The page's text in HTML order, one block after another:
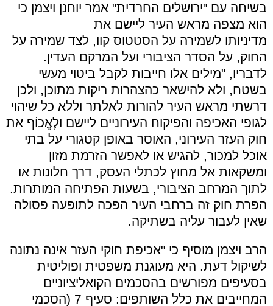
בשיחה עם "ירושלים החרדית" אמר יוחנן ויצמן כי
הוא מצפה מראש העיר ליישם את
מדיניותו לשמירה על הסטטוס קוו, לצד שמירה על
החוק, על הסדר הציבורי ועל המרקם העדין.
לדבריו, "מילים אלו חייבות לקבל ביטוי מעשי
בשטח, ולא להישאר כהצהרות ריקות מתוכן, ולכן
דרשתי מראש העיר להורות לאלתר וללא כל שיהוי
לגופי האכיפה והפיקוח העירוניים ליישם ולֶאֱכוֹף את
חוק העזר העירוני, האוסר באופן קטגורי על בתי
אוכל למכור, להגיש או לאפשר הזרמת מזון
ומשקאות אל מחוץ לכתלי העסק, דרך חלונות או
לתוך המרחב הציבורי, בשעות הפתיחה המותרות.
הפרת חוק זה ברחבי העיר הפכה לתופעה פסולה
שאין לעבור עליה בשתיקה.
הרב ויצמן מוסיף כי "אכיפת חוקי העזר אינה נתונה
לשיקול דעת. היא מעוגנת משפטית ופוליטית
בסעיפים מפורשים בהסכמים הקואליציוניים
המחייבים את כלל השותפים: סעיף 7 (הסכמי